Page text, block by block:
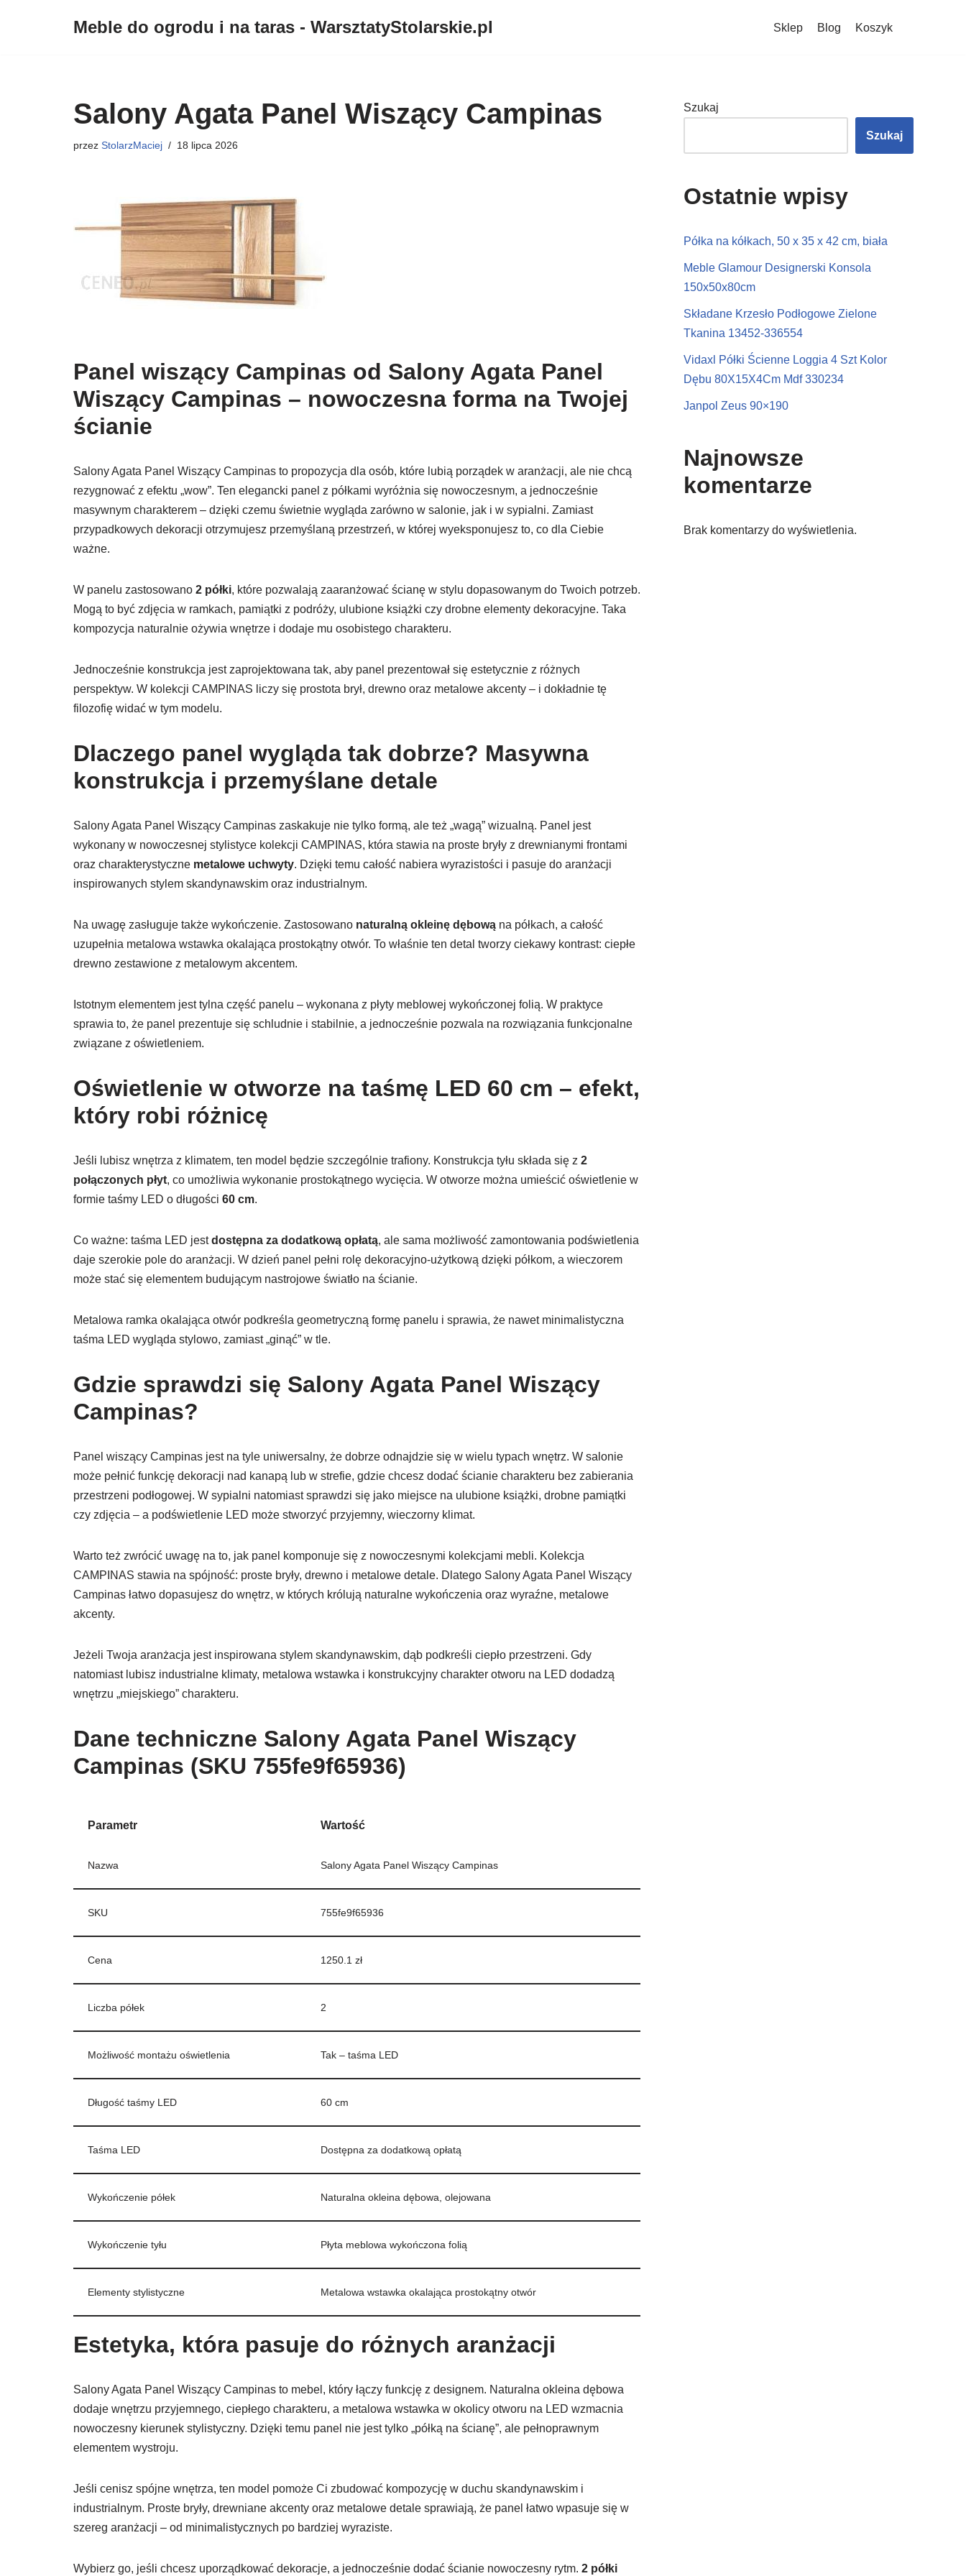
Meble do ogrodu i na taras - WarsztatyStolarskie.pl Sklep Blog Koszyk
Salony Agata Panel Wiszący Campinas
przez StolarzMaciej 18 lipca 2026
Panel wiszący Campinas od Salony Agata Panel
Wiszący Campinas – nowoczesna forma na Twojej
ścianie
Salony Agata Panel Wiszący Campinas to propozycja dla osób, które lubią porządek w aranżacji, ale nie chcą
rezygnować z efektu „wow”. Ten elegancki panel z półkami wyróżnia się nowoczesnym, a jednocześnie
masywnym charakterem – dzięki czemu świetnie wygląda zarówno w salonie, jak i w sypialni. Zamiast
przypadkowych dekoracji otrzymujesz przemyślaną przestrzeń, w której wyeksponujesz to, co dla Ciebie
ważne.
W panelu zastosowano 2 półki, które pozwalają zaaranżować ścianę w stylu dopasowanym do Twoich potrzeb.
Mogą to być zdjęcia w ramkach, pamiątki z podróży, ulubione książki czy drobne elementy dekoracyjne. Taka
kompozycja naturalnie ożywia wnętrze i dodaje mu osobistego charakteru.
Jednocześnie konstrukcja jest zaprojektowana tak, aby panel prezentował się estetycznie z różnych
perspektyw. W kolekcji CAMPINAS liczy się prostota brył, drewno oraz metalowe akcenty – i dokładnie tę
filozofię widać w tym modelu.
Dlaczego panel wygląda tak dobrze? Masywna
konstrukcja i przemyślane detale
Salony Agata Panel Wiszący Campinas zaskakuje nie tylko formą, ale też „wagą” wizualną. Panel jest
wykonany w nowoczesnej stylistyce kolekcji CAMPINAS, która stawia na proste bryły z drewnianymi frontami
oraz charakterystyczne metalowe uchwyty. Dzięki temu całość nabiera wyrazistości i pasuje do aranżacji
inspirowanych stylem skandynawskim oraz industrialnym.
Na uwagę zasługuje także wykończenie. Zastosowano naturalną okleinę dębową na półkach, a całość
uzupełnia metalowa wstawka okalająca prostokątny otwór. To właśnie ten detal tworzy ciekawy kontrast: ciepłe
drewno zestawione z metalowym akcentem.
Istotnym elementem jest tylna część panelu – wykonana z płyty meblowej wykończonej folią. W praktyce
sprawia to, że panel prezentuje się schludnie i stabilnie, a jednocześnie pozwala na rozwiązania funkcjonalne
związane z oświetleniem.
Oświetlenie w otworze na taśmę LED 60 cm – efekt,
który robi różnicę
Jeśli lubisz wnętrza z klimatem, ten model będzie szczególnie trafiony. Konstrukcja tyłu składa się z 2
połączonych płyt, co umożliwia wykonanie prostokątnego wycięcia. W otworze można umieścić oświetlenie w
formie taśmy LED o długości 60 cm.
Co ważne: taśma LED jestdostępna za dodatkową opłatą, ale sama możliwość zamontowania podświetlenia
daje szerokie pole do aranżacji. W dzień panel pełni rolę dekoracyjno-użytkową dzięki półkom, a wieczorem
może stać się elementem budującym nastrojowe światło na ścianie.
Metalowa ramka okalająca otwór podkreśla geometryczną formę panelu i sprawia, że nawet minimalistyczna
taśma LED wygląda stylowo, zamiast „ginąć” w tle.
Gdzie sprawdzi się Salony Agata Panel Wiszący
Campinas?
Panel wiszący Campinas jest na tyle uniwersalny, że dobrze odnajdzie się w wielu typach wnętrz. W salonie
może pełnić funkcję dekoracji nad kanapą lub w strefie, gdzie chcesz dodać ścianie charakteru bez zabierania
przestrzeni podłogowej. W sypialni natomiast sprawdzi się jako miejsce na ulubione książki, drobne pamiątki
czy zdjęcia – a podświetlenie LED może stworzyć przyjemny, wieczorny klimat.
Warto też zwrócić uwagę na to, jak panel komponuje się z nowoczesnymi kolekcjami mebli. Kolekcja
CAMPINAS stawia na spójność: proste bryły, drewno i metalowe detale. Dlatego Salony Agata Panel Wiszący
Campinas łatwo dopasujesz do wnętrz, w których królują naturalne wykończenia oraz wyraźne, metalowe
akcenty.
Jeżeli Twoja aranżacja jest inspirowana stylem skandynawskim, dąb podkreśli ciepło przestrzeni. Gdy
natomiast lubisz industrialne klimaty, metalowa wstawka i konstrukcyjny charakter otworu na LED dodadzą
wnętrzu „miejskiego” charakteru.
Dane techniczne Salony Agata Panel Wiszący
Campinas (SKU 755fe9f65936)
Parametr Wartość
Nazwa Salony Agata Panel Wiszący Campinas
SKU 755fe9f65936
Cena 1250.1 zł
Liczba półek 2
Możliwość montażu oświetlenia Tak – taśma LED
Długość taśmy LED 60 cm
Taśma LED Dostępna za dodatkową opłatą
Wykończenie półek Naturalna okleina dębowa, olejowana
Wykończenie tyłu Płyta meblowa wykończona folią
Elementy stylistyczne Metalowa wstawka okalająca prostokątny otwór
Estetyka, która pasuje do różnych aranżacji
Salony Agata Panel Wiszący Campinas to mebel, który łączy funkcję z designem. Naturalna okleina dębowa
dodaje wnętrzu przyjemnego, ciepłego charakteru, a metalowa wstawka w okolicy otworu na LED wzmacnia
nowoczesny kierunek stylistyczny. Dzięki temu panel nie jest tylko „półką na ścianę”, ale pełnoprawnym
elementem wystroju.
Jeśli cenisz spójne wnętrza, ten model pomoże Ci zbudować kompozycję w duchu skandynawskim i
industrialnym. Proste bryły, drewniane akcenty oraz metalowe detale sprawiają, że panel łatwo wpasuje się w
szereg aranżacji – od minimalistycznych po bardziej wyraziste.
Wybierz go, jeśli chcesz uporządkować dekoracje, a jednocześnie dodać ścianie nowoczesny rytm. 2 półki
Szukaj
Szukaj
Ostatnie wpisy
Półka na kółkach, 50 x 35 x 42 cm, biała
Meble Glamour Designerski Konsola
150x50x80cm
Składane Krzesło Podłogowe Zielone
Tkanina 13452-336554
Vidaxl Półki Ścienne Loggia 4 Szt Kolor
Dębu 80X15X4Cm Mdf 330234
Janpol Zeus 90×190
Najnowsze
komentarze
Brak komentarzy do wyświetlenia.